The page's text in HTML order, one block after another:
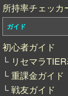
所持率チェッカ
ガイド
初心者ガイド
└ リセマラ
└重課金ガイド
└戦友ガイド